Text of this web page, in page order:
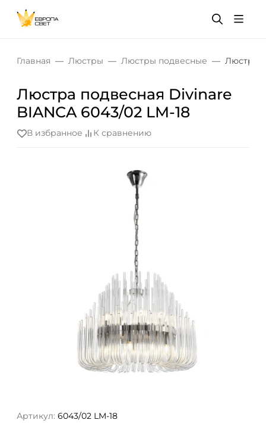
Главная Люстры Люстры подвесные Люстра
Люстра подвесная Divinare
BIANCA 6043/02 LM-18
В избранное К сравнению
Артикул: 6043/02 LM-18